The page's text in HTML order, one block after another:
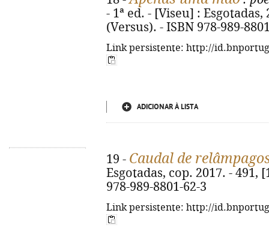
- 1ª ed. - [Viseu] :
(Versus). - ISBN 978-989-
Link persistente: http://
ADICIONAR À LISTA
19 - Caudal de
Esgotadas, cop. 2017. - 491,
978-989-8801-62-3
Link persistente: http://